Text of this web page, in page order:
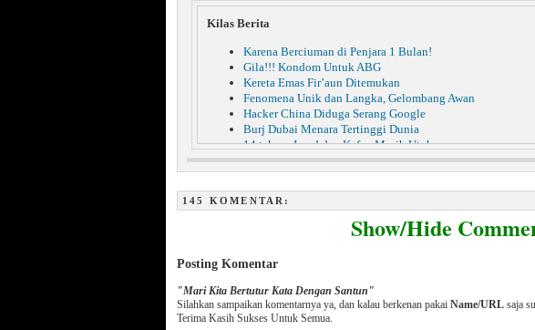
Kilas Berita
Karena Berciuman di Penjara 1 Bulan!
Gila!!! Kondom Untuk ABG
Kereta Emas Fir’aun Ditemukan
Fenomena Unik dan Langka, Gelombang Awan
Hacker China Diduga Serang Google
Burj Dubai Menara Tertinggi Dunia
14 tahun, Jasad dan Kafan Masih Utuh
Mengerikan!!! Hukuman Rajam Bagi Pria Pezinah
Gadis Lelang keperawanan di Jejaring Sosial | Cuma
Tulis Pesan di Blogspot, Supermodel Gantung Diri
60 Manusia Dibunuh, Lemaknya Untuk Bahan Kosmetik
Gagal ke Indonesia, Miyabi Stress Berat
Masya Allah, Korban Gempa Sekitar 4.000 Orang
145 KOMENTAR:
Show/Hide
Posting Komentar
"Mari Kita Bertutur Kata Dengan Santun"
Silahkan sampaikan komentarnya ya, dan kalau berkenan pakai Name/URL saja
Terima Kasih Sukses Untuk Semua.